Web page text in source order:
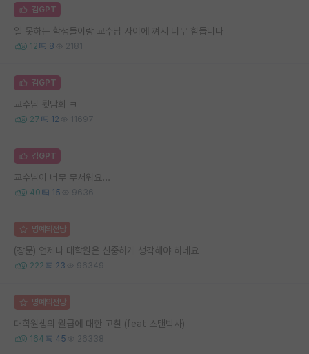
김GPT
일 못하는 학생들이랑 교수님 사이에 껴서 너무 힘듭니다
12 8 2181
김GPT
교수님 뒷담화 ㅋ
27 12 11697
김GPT
교수님이 너무 무서워요...
40 15 9636
명예의전당
(장문) 언제나 대학원은 신중하게 생각해야 하네요
222 23 96349
명예의전당
대학원생의 월급에 대한 고찰 (feat 스탠박사)
164 45 26338